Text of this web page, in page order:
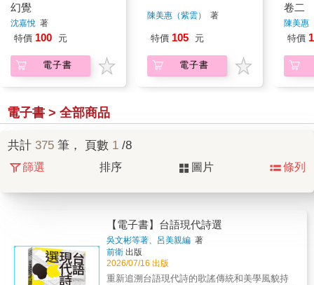
幻覺
沈嘉悅 著
特價 100 元
電子書
陳美惠（紫雲） 著
特價 105 元
電子書
卷二
陳美惠
特價
電子書 > 全部商品
共計 375 筆， 頁數 1 /8
篩選 排序 圖片 條列
【電子書】台語現代詩選
吳文彬等著、呂美親編 著
前衛 出版
2026/07/16 出版
重新追溯台語現代詩的歌謠傳統和美學風貌持